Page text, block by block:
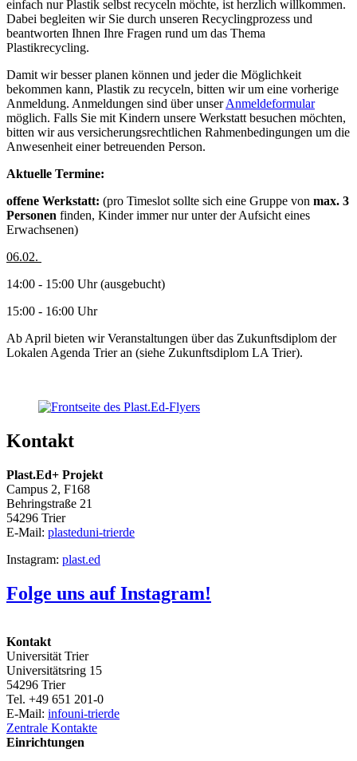
einfach nur Plastik selbst recyceln möchte, ist herzlich willkommen.
Dabei begleiten wir Sie durch unseren Recyclingprozess und
beantworten Ihnen Ihre Fragen rund um das Thema
Plastikrecycling.
Damit wir besser planen können und jeder die Möglichkeit
bekommen kann, Plastik zu recyceln, bitten wir um eine vorherige
Anmeldung. Anmeldungen sind über unserAnmeldeformular
möglich. Falls Sie mit Kindern unsere Werkstatt besuchen möchten,
bitten wir aus versicherungsrechtlichen Rahmenbedingungen um die
Anwesenheit einer betreuenden Person.
Aktuelle Termine:
offene Werkstatt: (pro Timeslot sollte sich eine Gruppe von max. 3
Personen finden, Kinder immer nur unter der Aufsicht eines
Erwachsenen)
06.02.
14:00 - 15:00 Uhr (ausgebucht)
15:00 - 16:00 Uhr
Ab April bieten wir Veranstaltungen über das Zukunftsdiplom der
Lokalen Agenda Trier an (siehe Zukunftsdiplom LA Trier).
Kontakt
Plast.Ed+ Projekt
Campus 2, F168
Behringstraße 21
54296 Trier
E-Mail: plasteduni-trierde
Instagram: plast.ed
Folge uns auf Instagram!
Kontakt
Universität Trier
Universitätsring 15
54296 Trier
Tel. +49 651 201-0
E-Mail: infouni-trierde
Zentrale Kontakte
Einrichtungen